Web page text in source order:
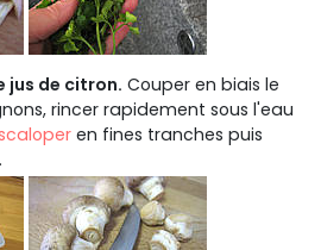
jus de citron. Couper en biais le
rincer rapidement sous l'eau
en fines tranches puis